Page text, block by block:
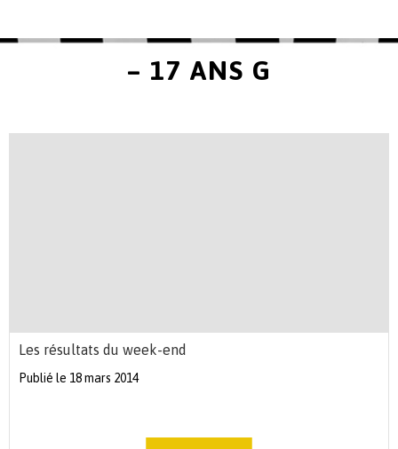
– 17 ANS G
Les résultats du week-end
Publié le 18 mars 2014